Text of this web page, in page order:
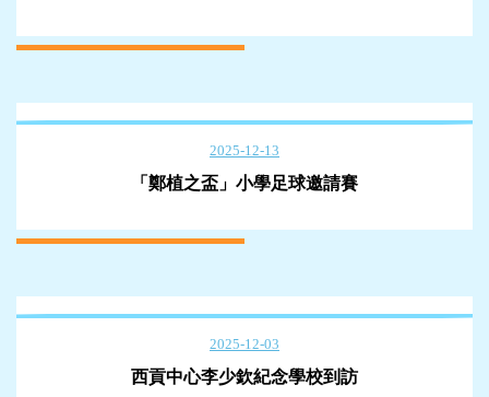
2025-12-13
「鄭植之盃」小學足球邀請賽
2025-12-03
西貢中心李少欽紀念學校到訪